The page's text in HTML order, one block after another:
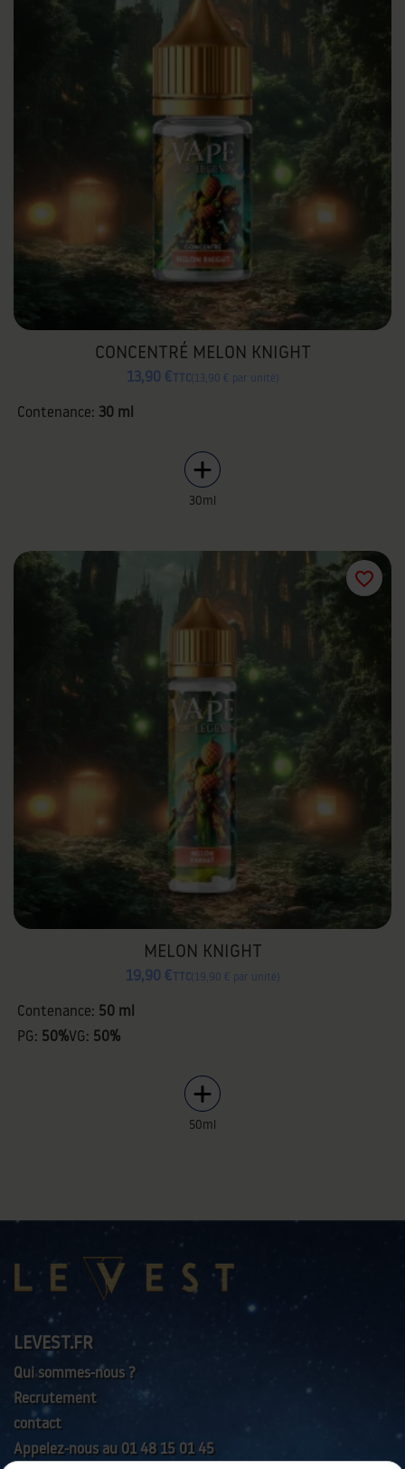
CONCENTRÉ MELON KNIGHT
13,90 € TTC 13,90 € par unité
Contenance: 30 ml
30ml
MELON KNIGHT
19,90 € TTC 19,90 € par unité
Contenance: 50 ml
PG: 50%VG: 50%
50ml
favorite_border
LEVEST.FR
Qui sommes-nous ?
Recrutement
contact
Appelez-nous au 01 48 15 01 45